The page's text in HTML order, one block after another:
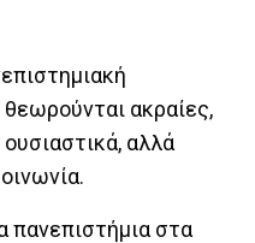
ακραίες,
αλλά
πανεπιστήμια στα